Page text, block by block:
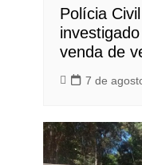
Polícia
venda de
7 de